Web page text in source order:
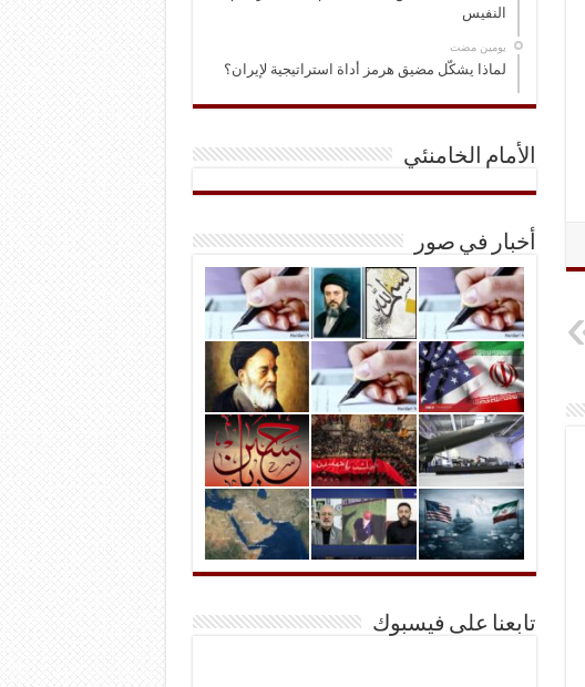
النفيس
‏يومين مضت
لماذا يشكّل مضيق هرمز أداة استراتيجية لإيران؟
الأمام الخامنئي
أخبار في صور
تابعنا على فيسبوك